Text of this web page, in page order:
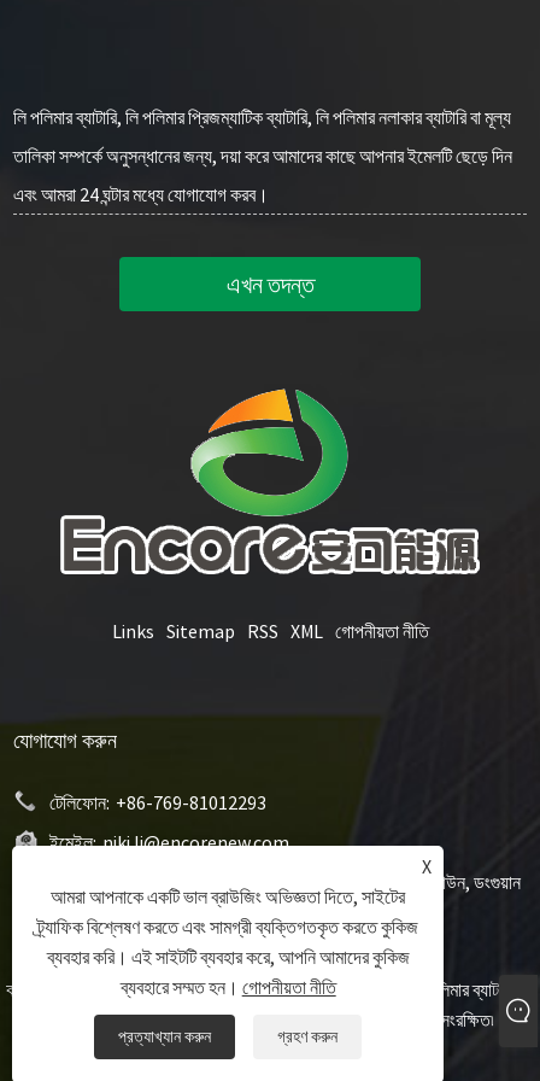
লি পলিমার ব্যাটারি, লি পলিমার প্রিজম্যাটিক ব্যাটারি, লি পলিমার নলাকার ব্যাটারি বা মূল্য
তালিকা সম্পর্কে অনুসন্ধানের জন্য, দয়া করে আমাদের কাছে আপনার ইমেলটি ছেড়ে দিন
এবং আমরা 24 ঘন্টার মধ্যে যোগাযোগ করব।
এখন তদন্ত
Links Sitemap RSS XML গোপনীয়তা নীতি
যোগাযোগ করুন
টেলিফোন: +86-769-81012293
ইমেইল: niki.li@encorenew.com
12# সানজিয়াং ইন্ডাস্ট্রি রোড, হেংকুয়ান কমিউনিটি, হেংলি টাউন, ডংগুয়ান
সিটি, গুয়াংডং প্রদেশ, চীন
কপিরাইট © 2022 Dongguan Encore Energy Co.,Ltd. - লি পলিমার ব্যাটারি, লি
পলিমার প্রিজম্যাটিক ব্যাটারি, লি পলিমার নলাকার ব্যাটারি - সর্বস্বত্ব সংরক্ষিত৷
X
আমরা আপনাকে একটি ভাল ব্রাউজিং অভিজ্ঞতা দিতে, সাইটের
ট্র্যাফিক বিশ্লেষণ করতে এবং সামগ্রী ব্যক্তিগতকৃত করতে কুকিজ
ব্যবহার করি। এই সাইটটি ব্যবহার করে, আপনি আমাদের কুকিজ
ব্যবহারে সম্মত হন। গোপনীয়তা নীতি
প্রত্যাখ্যান করুন গ্রহণ করুন